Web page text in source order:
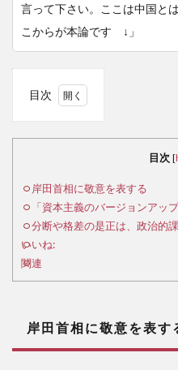
言って下さい。ここは中国と
こからが本論です ↓」
目次
敬意
を表
する
2
「資
バー
ジョ
目次 [
岸田首相に敬意を表する
「資本主義のバージョンアッ
分断や格差の是正は、政治的
いいね:
関連
岸田首相に敬意を表す